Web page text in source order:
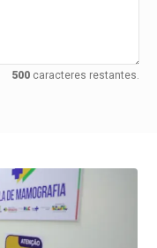
500caracteres restantes.